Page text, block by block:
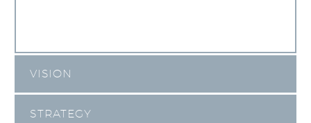
VISION
STRATEGY